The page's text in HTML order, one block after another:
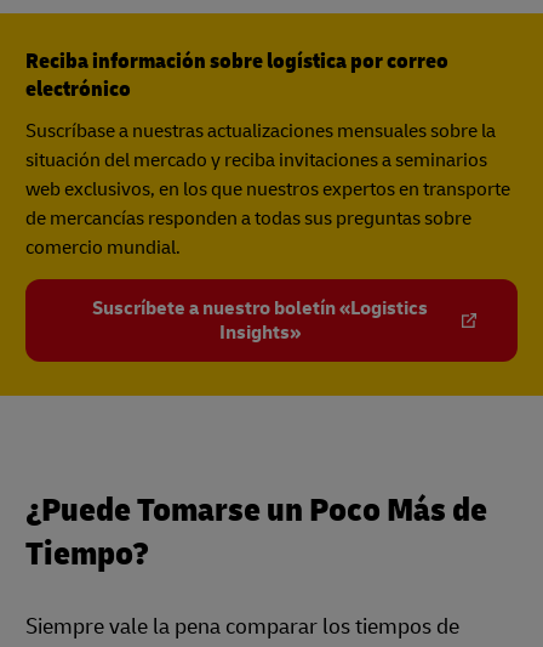
Reciba información sobre logística por correo
electrónico
Suscríbase a nuestras actualizaciones mensuales sobre la
situación del mercado y reciba invitaciones a seminarios
web exclusivos, en los que nuestros expertos en transporte
de mercancías responden a todas sus preguntas sobre
comercio mundial.
Suscríbete a nuestro boletín «Logistics
Insights»
¿Puede Tomarse un Poco Más de
Tiempo?
Siempre vale la pena comparar los tiempos de